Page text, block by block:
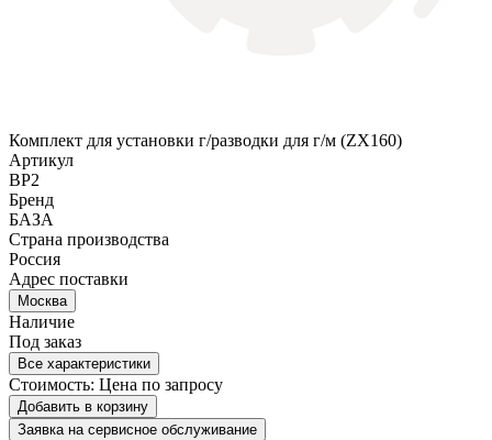
Комплект для установки г/разводки для г/м (ZX160)
Артикул
BP2
Бренд
БАЗА
Страна производства
Россия
Адрес поставки
Москва
Наличие
Под заказ
Все характеристики
Стоимость: Цена по запросу
Добавить в корзину
Заявка на сервисное обслуживание